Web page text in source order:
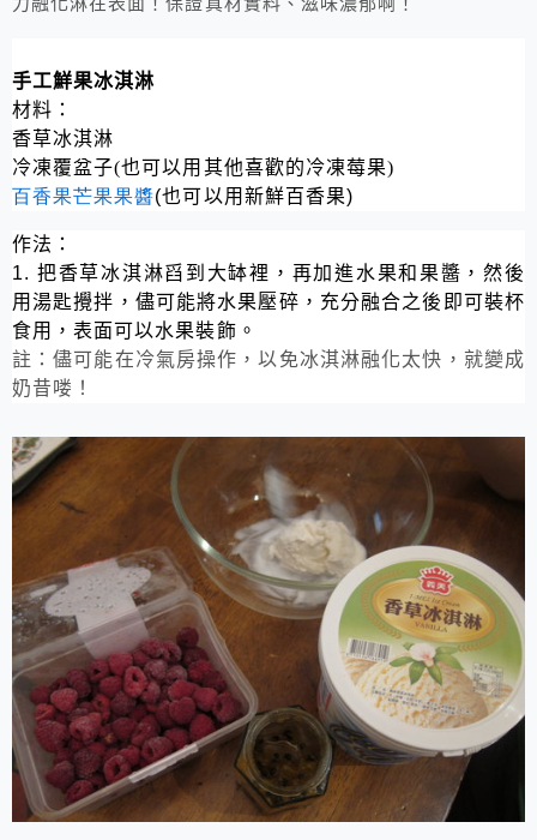
力融化淋在表面！保證真材實料、滋味濃郁啊！
手工鮮果冰淇淋
材料：
香草冰淇淋
冷凍覆盆子(也可以用其他喜歡的冷凍莓果)
百香果芒果果醬(也可以用新鮮百香果)
作法：
1. 把香草冰淇淋舀到大缽裡，再加進水果和果醬，然後
用湯匙攪拌，儘可能將水果壓碎，充分融合之後即可裝杯
食用，表面可以水果裝飾。
註：儘可能在冷氣房操作，以免冰淇淋融化太快，就變成
奶昔喽！